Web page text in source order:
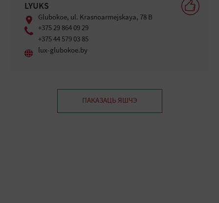
LYUKS
Glubokoe, ul. Krasnoarmejskaya, 78 B
+375 29 864 09 29
+375 44 579 03 85
lux-glubokoe.by
ПАКАЗАЦЬ ЯШЧЭ